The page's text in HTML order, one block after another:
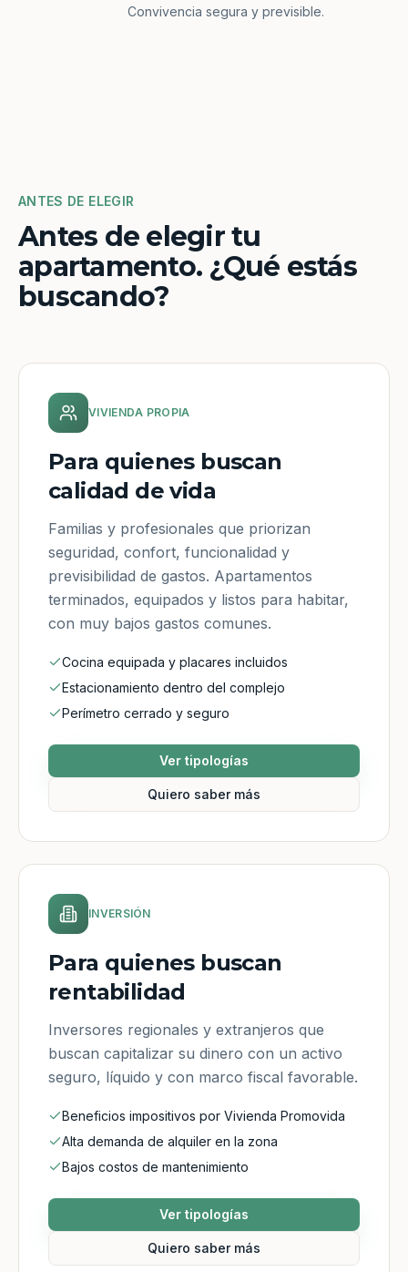
Convivencia segura y previsible.
ANTES DE ELEGIR
Antes de elegir tu
apartamento. ¿Qué estás
buscando?
VIVIENDA PROPIA
Para quienes buscan
calidad de vida
Familias y profesionales que priorizan
seguridad, confort, funcionalidad y
previsibilidad de gastos. Apartamentos
terminados, equipados y listos para habitar,
con muy bajos gastos comunes.
Cocina equipada y placares incluidos
Estacionamiento dentro del complejo
Perímetro cerrado y seguro
Ver tipologías
Quiero saber más
INVERSIÓN
Para quienes buscan
rentabilidad
Inversores regionales y extranjeros que
buscan capitalizar su dinero con un activo
seguro, líquido y con marco fiscal favorable.
Beneficios impositivos por Vivienda Promovida
Alta demanda de alquiler en la zona
Bajos costos de mantenimiento
Ver tipologías
Quiero saber más